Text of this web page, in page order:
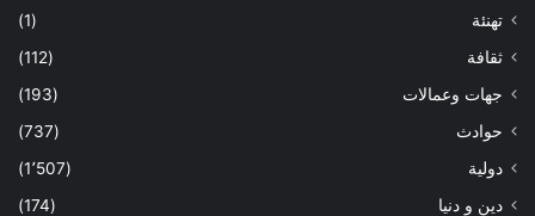
تهنئة
(1)
ثقافة
(112)
جهات وعمالات
(193)
حوادث
(737)
دولية
(1٬507)
دين و دنيا
(174)